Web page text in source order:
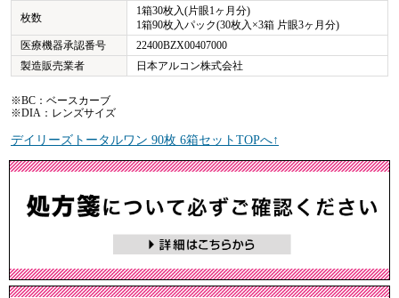
枚数
1箱30枚入(片眼1ヶ月分)
1箱90枚入パック(30枚入×3箱 片眼3ヶ月分)
医療機器承認番号
22400BZX00407000
製造販売業者
日本アルコン株式会社
※BC：ベースカーブ
※DIA：レンズサイズ
デイリーズトータルワン 90枚 6箱セットTOPへ↑